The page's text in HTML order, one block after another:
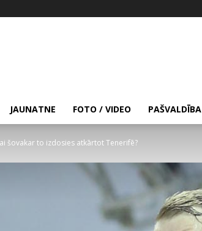
JAUNATNE FOTO / VIDEO PAŠVALDĪBA
šovakar to izdosies atkārtot Tenerifē?